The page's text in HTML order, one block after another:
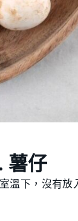
薯仔
溫下，沒有